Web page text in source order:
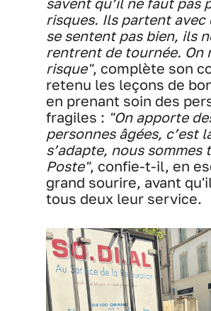
savent qu’il ne faut pas
risques. Ils partent avec
se sentent pas bien, ils
rentrent de tournée. On
risque", complète son
retenu les leçons de
en prenant soin des
fragiles : "On apporte
personnes âgées, c’est
s’adapte, nous sommes
Poste", confie-t-il, en
grand sourire, avant
tous deux leur service.